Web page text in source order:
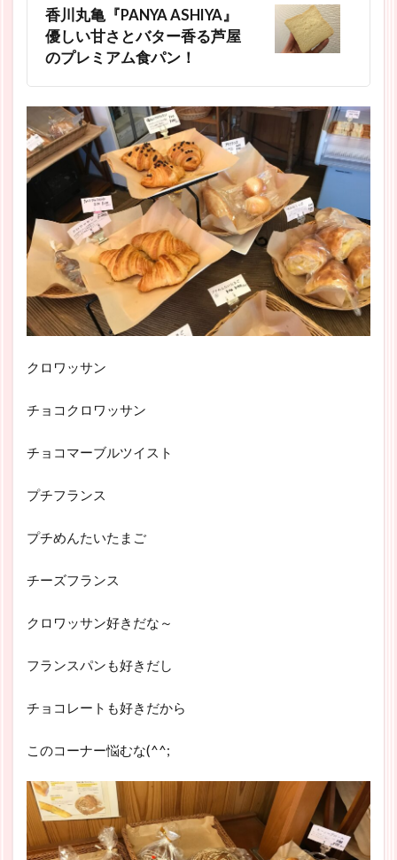
香川丸亀『PANYA ASHIYA』
優しい甘さとバター香る芦屋
のプレミアム食パン！
クロワッサン
チョコクロワッサン
チョコマーブルツイスト
プチフランス
プチめんたいたまご
チーズフランス
クロワッサン好きだな～
フランスパンも好きだし
チョコレートも好きだから
このコーナー悩むな(^^;